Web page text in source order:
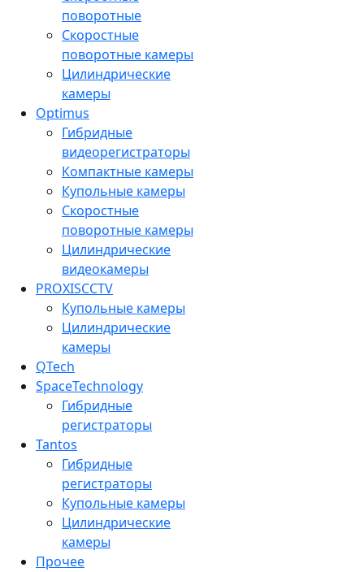
поворотные
Скоростные
поворотные камеры
Цилиндрические
камеры
Optimus
Гибридные
видеорегистраторы
Компактные камеры
Купольные камеры
Скоростные
поворотные камеры
Цилиндрические
видеокамеры
PROXISCCTV
Купольные камеры
Цилиндрические
камеры
QTech
SpaceTechnology
Гибридные
регистраторы
Tantos
Гибридные
регистраторы
Купольные камеры
Цилиндрические
камеры
Прочее